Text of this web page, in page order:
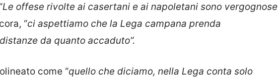
Le offese rivolte ai casertani e ai napoletani sono vergognose
“ci aspettiamo che la Lega campana prenda
da quanto accaduto”.
come “quello che diciamo, nella Lega conta solo